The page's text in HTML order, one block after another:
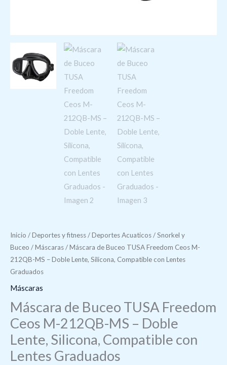
Inicio /Deportes y fitness/Deportes Acuaticos/Snorkel y
Buceo /Máscaras/ Máscara de Buceo TUSA Freedom Ceos M-
212QB-MS – Doble Lente, Silicona, Compatible con Lentes
Graduados
Máscaras
Máscara de Buceo TUSA Freedom
Ceos M-212QB-MS – Doble
Lente, Silicona, Compatible con
Lentes Graduados
Graduados
cantidad